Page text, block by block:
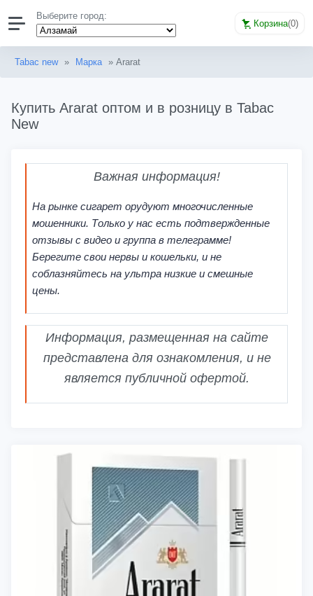
Выберите город:
Корзина(0)
Tabac new » Марка » Ararat
Купить Ararat оптом и в розницу в Tabac
New
Важная информация!
На рынке сигарет орудуют многочисленные
мошенники. Только у нас есть подтвержденные
отзывы с видео и группа в телеграмме!
Берегите свои нервы и кошельки, и не
соблазняйтесь на ультра низкие и смешные
цены.
Информация, размещенная на сайте
представлена для ознакомления, и не
является публичной офертой.